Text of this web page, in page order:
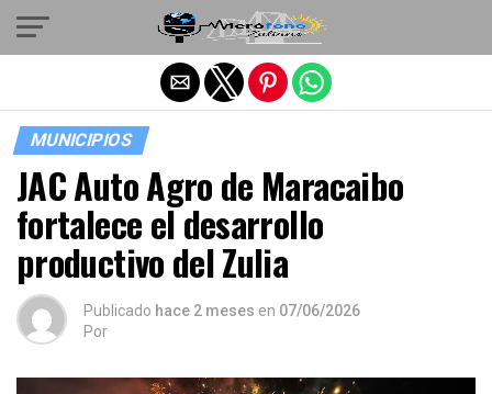
MUNICIPIOS
JAC Auto Agro de Maracaibo
fortalece el desarrollo
productivo del Zulia
Publicado hace 2 meses en 07/06/2026
Por
Salir de la versión móvil